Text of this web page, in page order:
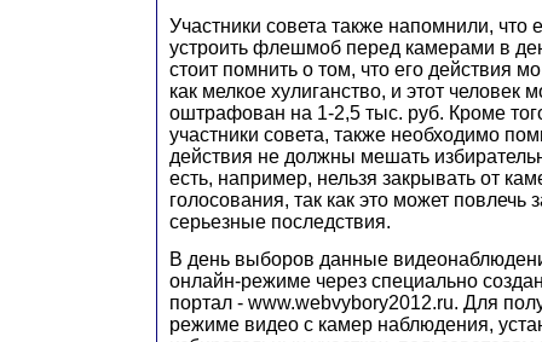
Участники совета также напомнили, что
устроить флешмоб перед камерами в
стоит помнить о том, что его действия
как мелкое хулиганство, и этот человек
оштрафован на 1-2,5 тыс. руб. Кроме
участники совета, также необходимо
действия не должны мешать
есть, например, нельзя закрывать от
голосования, так как это может повлечь
серьезные последствия.
В день выборов данные
онлайн-режиме через специально
портал - www.webvybory2012.ru. Для
режиме видео с камер наблюдения,